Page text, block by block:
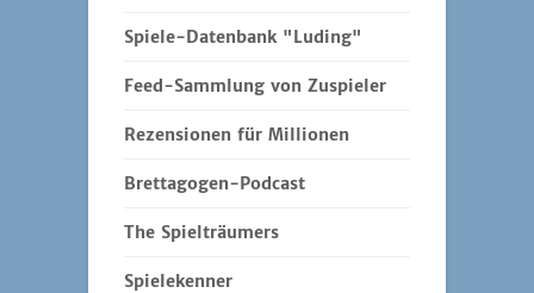
Spiele-Datenbank "Luding"
Feed-Sammlung von Zuspieler
Rezensionen für Millionen
Brettagogen-Podcast
The Spielträumers
Spielekenner